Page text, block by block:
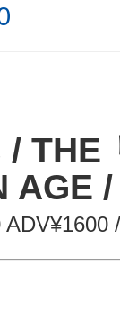
THE
AGE